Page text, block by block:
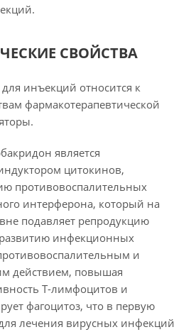
СВОЙСТВА
инъекций относится к
фармакотерапевтической
является
цитокинов,
противовоспалительных
интерферона, который на
подавляет репродукцию
развитию инфекционных
и
действием, повышая
Т-лимфоцитов и
фагоцитоз, что в первую
лечения вирусных инфекций